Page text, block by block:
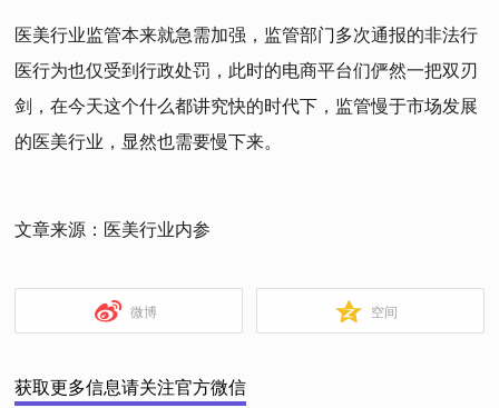
医美行业监管本来就急需加强，监管部门多次通报的非法行
医行为也仅受到行政处罚，此时的电商平台们俨然一把双刃
剑，在今天这个什么都讲究快的时代下，监管慢于市场发展
的医美行业，显然也需要慢下来。
文章来源：医美行业内参
微博 空间
获取更多信息请关注官方微信